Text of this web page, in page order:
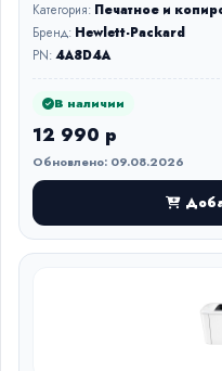
Категория: Печатное и
Бренд: Hewlett-Packard
PN:4A8D4A
В наличии
12 990 р
Обновлено: 09.08.2026